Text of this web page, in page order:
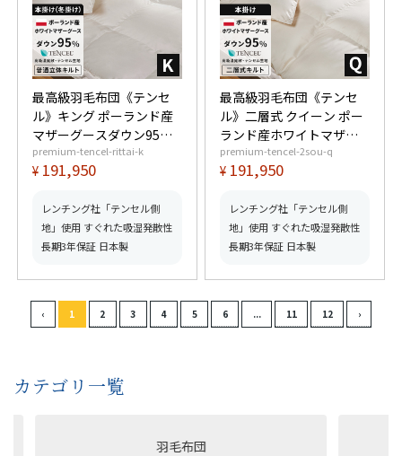
最高級羽毛布団《テンセ
ル》キング ポーランド産
マザーグースダウン95%
(440dp以上) 羽毛量2.0kg
【6つ星プレミアムゴール
マーク取得】
premium-tencel-rittai-k
¥ 191,950
レンチング社「テンセル側
地」使用 すぐれた吸湿発散性
長期3年保証 日本製
最高級羽毛布団《テンセ
ル》二層式 クイーン ポー
ランド産ホワイトマザー
グースダウン95% (440dp
以上) 羽毛量2.0kg 【6つ
得】【グッドふとんマー
ク取得】
premium-tencel-2sou-q
¥ 191,950
レンチング社「テンセル側
地」使用 すぐれた吸湿発散性
長期3年保証 日本製
カテゴリ一覧
羽毛布団